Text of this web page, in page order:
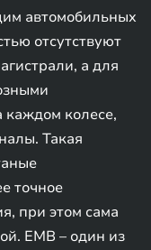
автомобильных
отсутствуют
а для
каждом колесе,
Такая
точное
при этом сама
EMB – один из